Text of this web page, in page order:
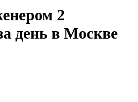
2
день в Москве